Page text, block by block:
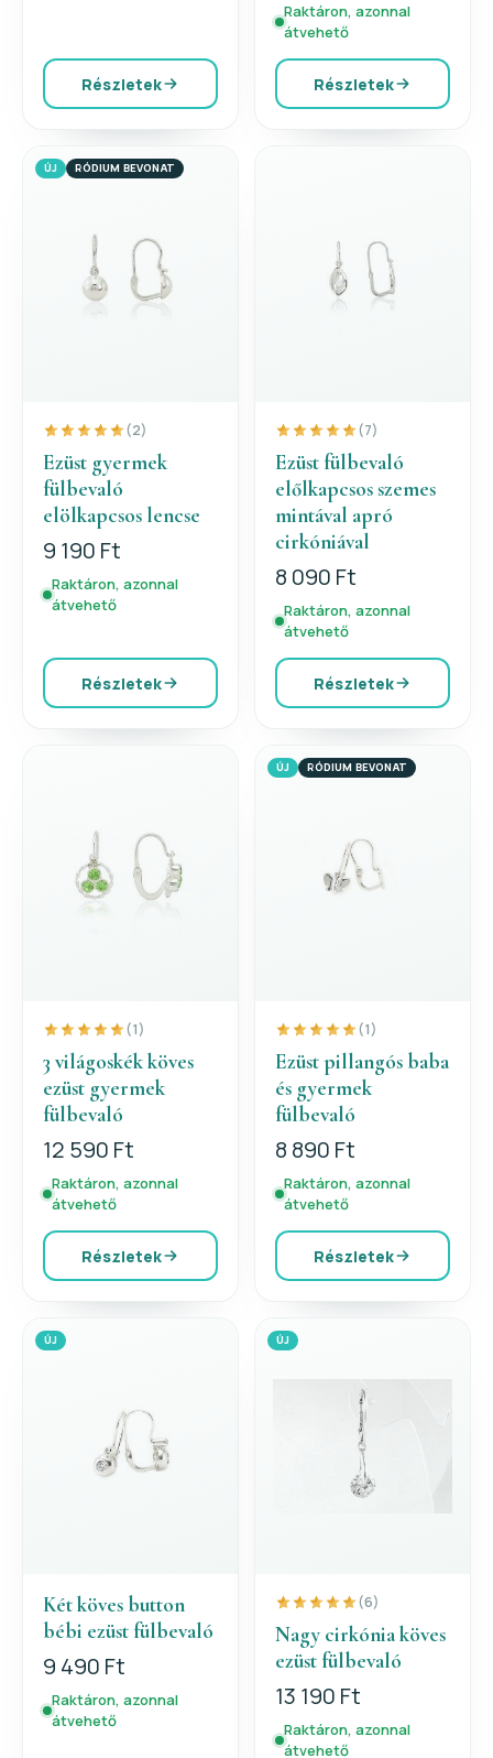
Részletek
Raktáron, azonnal
átvehető
Részletek
ÚJ RÓDIUM BEVONAT
(2)
Ezüst gyermek
fülbevaló
elölkapcsos lencse
9 190 Ft
Raktáron, azonnal
átvehető
Részletek
(7)
Ezüst fülbevaló
előlkapcsos szemes
mintával apró
cirkóniával
8 090 Ft
Raktáron, azonnal
átvehető
Részletek
(1)
3 világoskék köves
ezüst gyermek
fülbevaló
12 590 Ft
Raktáron, azonnal
átvehető
Részletek
ÚJ RÓDIUM BEVONAT
(1)
Ezüst pillangós baba
és gyermek
fülbevaló
8 890 Ft
Raktáron, azonnal
átvehető
Részletek
ÚJ
Két köves button
bébi ezüst fülbevaló
9 490 Ft
Raktáron, azonnal
átvehető
ÚJ
(6)
Nagy cirkónia köves
ezüst fülbevaló
13 190 Ft
Raktáron, azonnal
átvehető